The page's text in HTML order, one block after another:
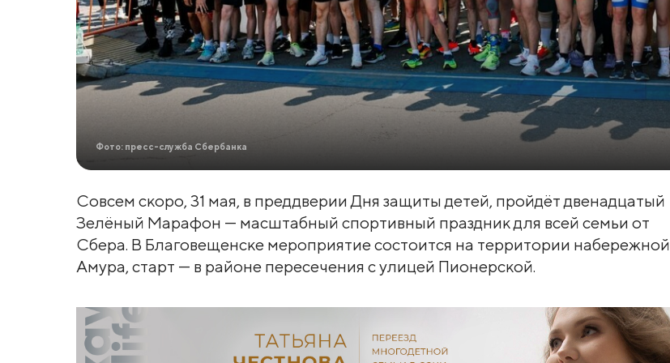
Фото: пресс-служба Сбербанка
Совсем скоро, 31 мая, в преддверии Дня защиты детей, пройдёт двенадцатый
Зелёный Марафон — масштабный спортивный праздник для всей семьи от
Сбера. В Благовещенске мероприятие состоится на территории набережной
Амура, старт — в районе пересечения с улицей Пионерской.